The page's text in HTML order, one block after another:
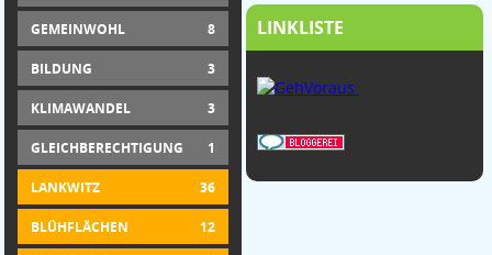
GEMEINWOHL 8
BILDUNG 3
KLIMAWANDEL 3
GLEICHBERECHTIGUNG 1
LANKWITZ 36
BLÜHFLÄCHEN 12
LINKLISTE